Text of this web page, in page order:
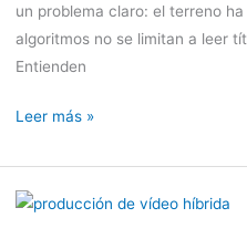
un problema claro: el terreno
algoritmos no se limitan a leer
Entienden
en
2026
Leer más »
Producción